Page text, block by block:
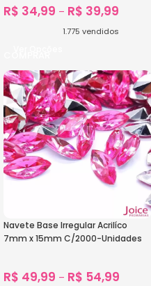
R$ 34,99 – R$ 39,99
1.775 vendidos
Navete Base Irregular Acrilíco
7mm x 15mm C/2000-Unidades
R$ 49,99 – R$ 54,99